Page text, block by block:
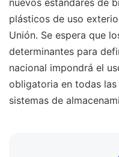
nuevos estándares de
plásticos de uso
Unión. Se espera que
determinantes para
nacional impondrá el
obligatoria en todas
sistemas de